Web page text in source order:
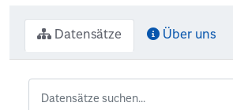
Datensätze Über uns